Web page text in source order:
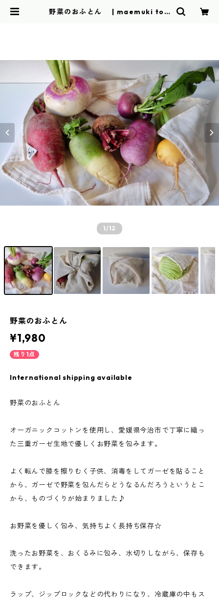
野菜のおふとん | maemuki tow
1/12
野菜のおふとん
¥1,980
残り1点
International shipping available
野菜のおふとん
オーガニックコットンを使用し、愛媛県今治市で丁寧に織っ
た三重ガーゼ生地で優しくお野菜を包みます。
よく転んで膝を擦りむく子供、消毒をしてガーゼを貼ること
から、ガーゼで野菜を包んだらどうなるんだろうというとこ
から、ものづくりが始まりました♪
お野菜を優しく包み、気持ちよく長持ち保存☆
洗ったお野菜を、おくるみに包み、水切りしながら、保存も
できます。
ラップ、ジップロックなどの代わりになり、冷蔵庫の中もス